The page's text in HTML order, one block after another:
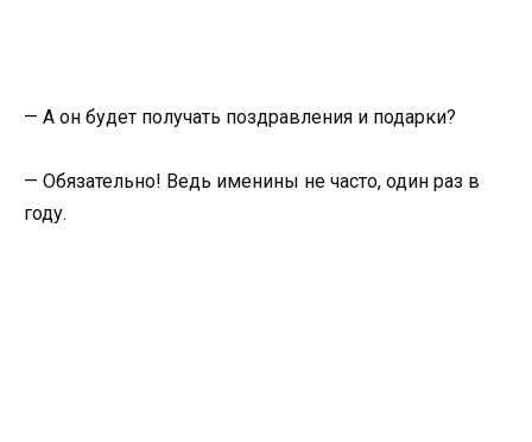
— А он будет получать поздравления и подарки?
— Обязательно! Ведь именины не часто, один раз в
году.